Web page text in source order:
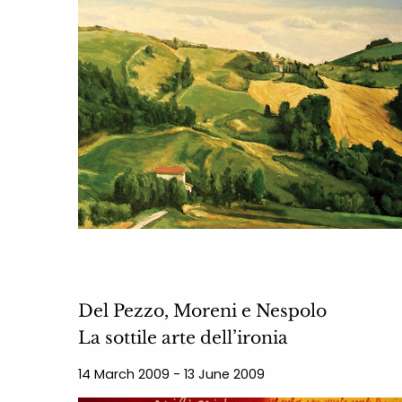
Del Pezzo, Moreni e Nespolo
La sottile arte dell’ironia
14 March 2009 - 13 June 2009